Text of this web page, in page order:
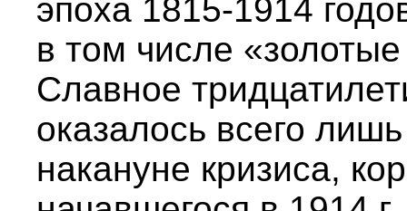
эпоха 1815-1914
в том числе
Славное
оказалось всего
накануне кризиса,